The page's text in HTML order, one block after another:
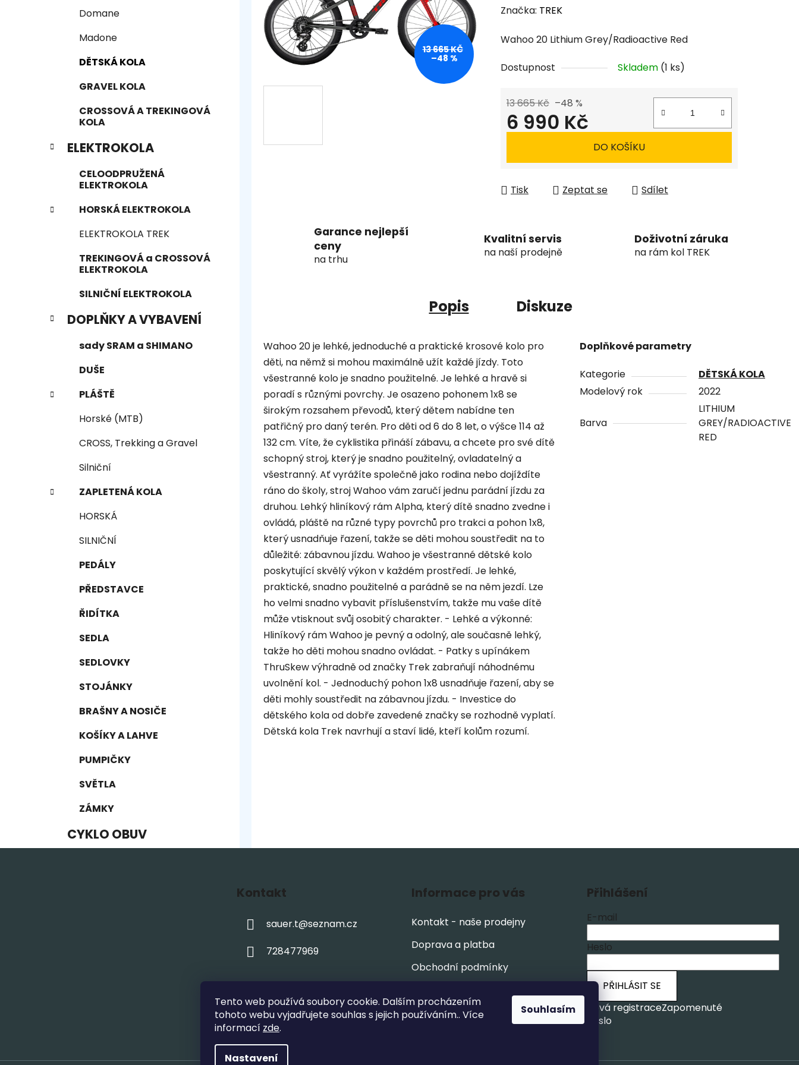
Tento web používá soubory cookie. Dalším procházením
tohoto webu vyjadřujete souhlas s jejich používáním.. Více
informací zde.
Nastavení
Souhlasím
Domane
Madone
DĚTSKÁ KOLA
GRAVEL KOLA
CROSSOVÁ A TREKINGOVÁ
KOLA
ELEKTROKOLA
CELOODPRUŽENÁ
ELEKTROKOLA
HORSKÁ ELEKTROKOLA
ELEKTROKOLA TREK
TREKINGOVÁ a CROSSOVÁ
ELEKTROKOLA
SILNIČNÍ ELEKTROKOLA
DOPLŇKY A VYBAVENÍ
sady SRAM a SHIMANO
DUŠE
PLÁŠTĚ
Horské (MTB)
CROSS, Trekking a Gravel
Silniční
ZAPLETENÁ KOLA
HORSKÁ
SILNIČNÍ
PEDÁLY
PŘEDSTAVCE
ŘIDÍTKA
SEDLA
SEDLOVKY
STOJÁNKY
BRAŠNY A NOSIČE
KOŠÍKY A LAHVE
PUMPIČKY
SVĚTLA
ZÁMKY
CYKLO OBUV
Značka: TREK
Wahoo 20 Lithium Grey/Radioactive Red
Dostupnost Skladem (1 ks)
13 665 Kč –48 %
6 990 Kč
DO KOŠÍKU
Tisk Zeptat se Sdílet
13 665 KČ
–48 %
Garance nejlepší
ceny
na trhu
Kvalitní servis
na naší prodejně
Doživotní záruka
na rám kol TREK
Popis Diskuze
Wahoo 20 je lehké, jednoduché a praktické krosové kolo pro
děti, na němž si mohou maximálně užít každé jízdy. Toto
všestranné kolo je snadno použitelné. Je lehké a hravě si
poradí s různými povrchy. Je osazeno pohonem 1x8 se
širokým rozsahem převodů, který dětem nabídne ten
patřičný pro daný terén. Pro děti od 6 do 8 let, o výšce 114 až
132 cm. Víte, že cyklistika přináší zábavu, a chcete pro své dítě
schopný stroj, který je snadno použitelný, ovladatelný a
všestranný. Ať vyrážíte společně jako rodina nebo dojíždíte
ráno do školy, stroj Wahoo vám zaručí jednu parádní jízdu za
druhou. Lehký hliníkový rám Alpha, který dítě snadno zvedne i
ovládá, pláště na různé typy povrchů pro trakci a pohon 1x8,
který usnadňuje řazení, takže se děti mohou soustředit na to
důležité: zábavnou jízdu. Wahoo je všestranné dětské kolo
poskytující skvělý výkon v každém prostředí. Je lehké,
praktické, snadno použitelné a parádně se na něm jezdí. Lze
ho velmi snadno vybavit příslušenstvím, takže mu vaše dítě
může vtisknout svůj osobitý charakter. - Lehké a výkonné:
Hliníkový rám Wahoo je pevný a odolný, ale současně lehký,
takže ho děti mohou snadno ovládat. - Patky s upínákem
ThruSkew výhradně od značky Trek zabraňují náhodnému
uvolnění kol. - Jednoduchý pohon 1x8 usnadňuje řazení, aby se
děti mohly soustředit na zábavnou jízdu. - Investice do
dětského kola od dobře zavedené značky se rozhodně vyplatí.
Dětská kola Trek navrhují a staví lidé, kteří kolům rozumí.
Doplňkové parametry
Kategorie
DĚTSKÁ KOLA
Modelový rok
2022
Barva
LITHIUM
GREY/RADIOACTIVE
RED
Kontakt
sauer.t@seznam.cz
728477969
Informace pro vás
Kontakt - naše prodejny
Doprava a platba
Obchodní podmínky
údajů
Přihlášení
E-mail
Heslo
PŘIHLÁSIT SE
Nová registraceZapomenuté
heslo